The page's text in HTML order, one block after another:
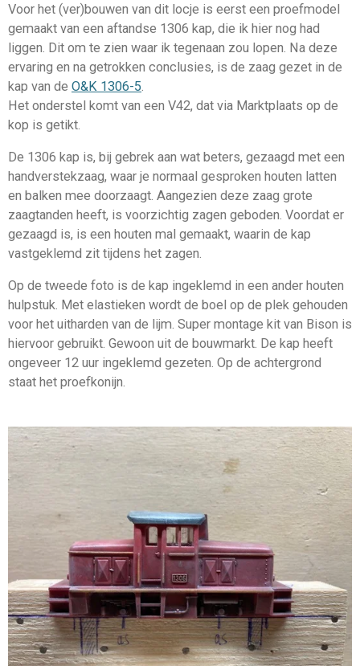
Voor het (ver)bouwen van dit locje is eerst een proefmodel
gemaakt van een aftandse 1306 kap, die ik hier nog had
liggen. Dit om te zien waar ik tegenaan zou lopen. Na deze
ervaring en na getrokken conclusies, is de zaag gezet in de
kap van de O&K 1306-5
Het onderstel komt van een V42, dat via Marktplaats op de
kop is getikt.
De 1306 kap is, bij gebrek aan wat beters, gezaagd met een
handverstekzaag, waar je normaal gesproken houten latten
en balken mee doorzaagt. Aangezien deze zaag grote
zaagtanden heeft, is voorzichtig zagen geboden. Voordat er
gezaagd is, is een houten mal gemaakt, waarin de kap
vastgeklemd zit tijdens het zagen.
Op de tweede foto is de kap ingeklemd in een ander houten
hulpstuk. Met elastieken wordt de boel op de plek gehouden
voor het uitharden van de lijm. Super montage kit van Bison is
hiervoor gebruikt. Gewoon uit de bouwmarkt. De kap heeft
ongeveer 12 uur ingeklemd gezeten. Op de achtergrond
staat het proefkonijn.